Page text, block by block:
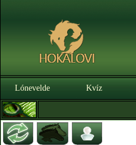
Lónevelde Kvíz